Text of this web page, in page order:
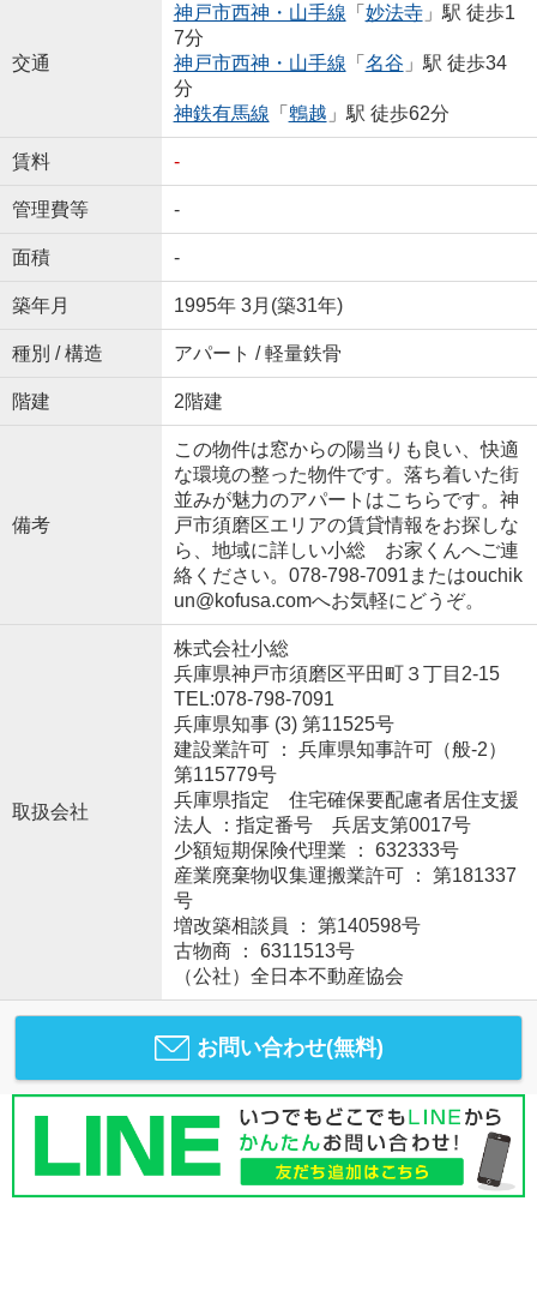
交通
神戸市西神・山手線 「 妙法寺」駅 徒歩1
7分
神戸市西神・山手線 「 名谷 」駅 徒歩34
分
神鉄有馬線 「 鵯越 」駅 徒歩62分
賃料 -
管理費等 -
面積 -
築年月 1995年 3月(築31年)
種別 / 構造 アパート / 軽量鉄骨
階建 2階建
備考
この物件は窓からの陽当りも良い、快適
な環境の整った物件です。落ち着いた街
並みが魅力のアパートはこちらです。神
戸市須磨区エリアの賃貸情報をお探しな
ら、地域に詳しい小総 お家くんへご連
絡ください。078-798-7091またはouchik
un@kofusa.comへお気軽にどうぞ。
取扱会社
株式会社小総
兵庫県神戸市須磨区平田町３丁目2-15
TEL:078-798-7091
兵庫県知事 (3) 第11525号
建設業許可 ： 兵庫県知事許可（般-2）
第115779号
兵庫県指定 住宅確保要配慮者居住支援
法人 ：指定番号 兵居支第0017号
少額短期保険代理業 ： 632333号
産業廃棄物収集運搬業許可 ： 第181337
号
増改築相談員 ： 第140598号
古物商 ： 6311513号
（公社）全日本不動産協会
お問い合わせ(無料)